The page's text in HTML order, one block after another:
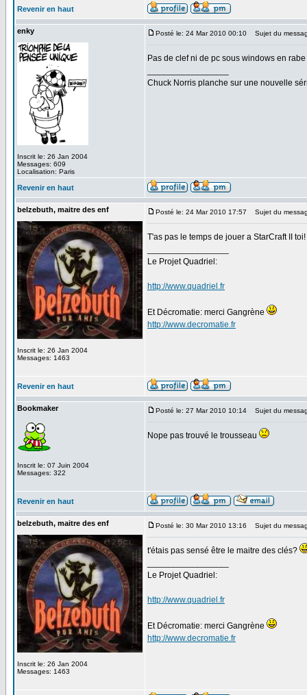
Revenir en haut
enky
Inscrit le: 26 Jan 2004
Messages: 609
Localisation: Paris
Posté le: 24 Mar 2010 00:10 Sujet du
Pas de clef ni de pc sous windows en
Chuck Norris planche sur une nouvelle
Revenir en haut
belzebuth, maitre des enf
Inscrit le: 26 Jan 2004
Messages: 1463
Posté le: 24 Mar 2010 17:57 Sujet du
T'as pas le temps de jouer a StarCraft II toi!
Le Projet Quadriel:
http://www.quadriel.fr
Et Décromatie: merci Gangrène
http://www.decromatie.fr
Revenir en haut
Bookmaker
Inscrit le: 07 Juin 2004
Messages: 322
Posté le: 27 Mar 2010 10:14 Sujet du
Nope pas trouvé le trousseau
Revenir en haut
belzebuth, maitre des enf
Inscrit le: 26 Jan 2004
Messages: 1463
Posté le: 30 Mar 2010 13:16 Sujet du
t'étais pas sensé être le maitre des clés?
Le Projet Quadriel:
http://www.quadriel.fr
Et Décromatie: merci Gangrène
http://www.decromatie.fr